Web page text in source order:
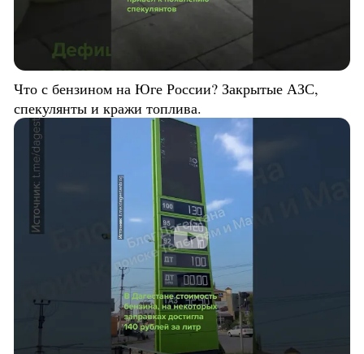
Что с бензином на Юге России? Закрытые АЗС,
спекулянты и кражи топлива.